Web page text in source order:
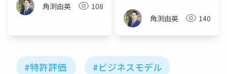
角渕由英 108
角渕由英 140
#特許評価 #ビジネスモデル